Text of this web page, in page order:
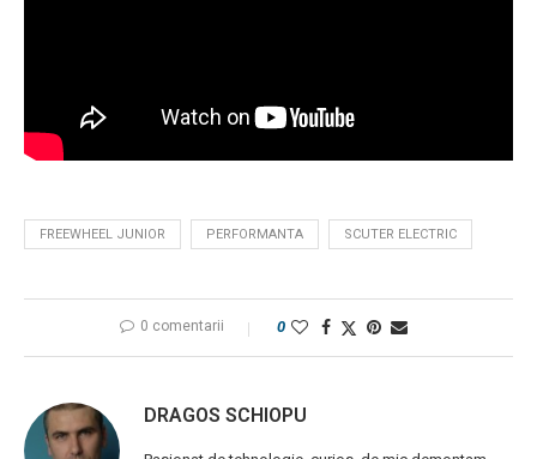
FREEWHEEL JUNIOR PERFORMANTA SCUTER ELECTRIC
0 comentarii 0
DRAGOS SCHIOPU